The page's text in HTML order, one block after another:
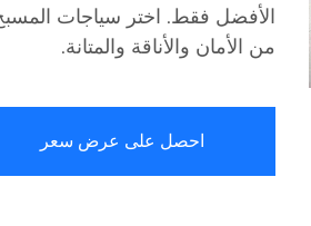
الأفضل فقط. اختر سياجات
من الأمان والأناقة والمتانة.
احصل على عرض سعر